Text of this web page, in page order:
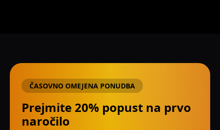
ČASOVNO OMEJENA PONUDBA
Prejmite 20% popust na prvo
naročilo